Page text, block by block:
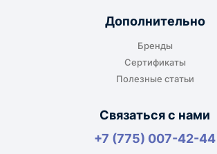
габаритов груза.
Для крупногабаритных, тяжёлых или
Дополнительно
Бренды
Сертификаты
Полезные статьи
Связаться с нами
+7 (775) 007-42-44